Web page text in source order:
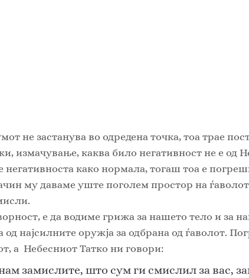
измачување, каква било негативност не е од
негативноста како нормала, тогаш тоа е
му даваме уште поголем простор на ѓаволот
е да водиме грижа за нашето тело и за
од најсилните оружја за одбрана од ѓаволот.
а  Небесниот Татко ни говори:
замислите, што сум ги смислил за вас,